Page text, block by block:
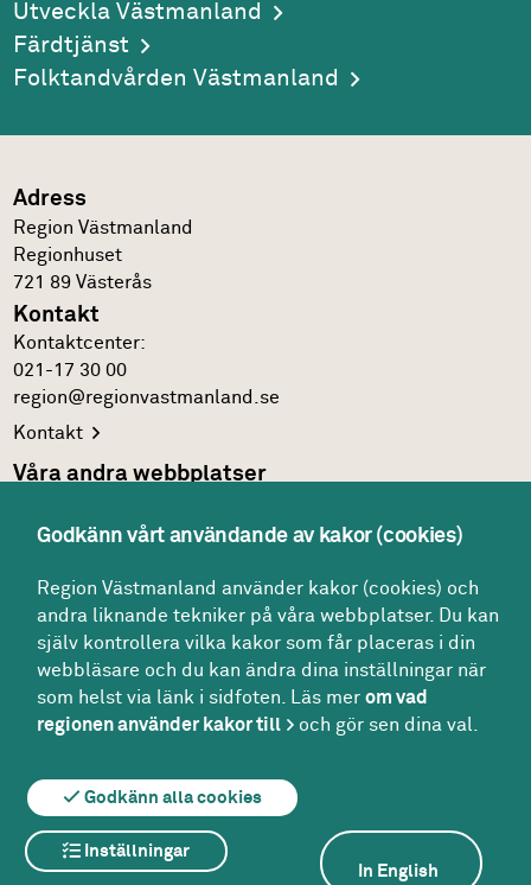
Utveckla Västmanland
Färdtjänst
Folktandvården Västmanland
Adress
Region Västmanland
Regionhuset
721 89 Västerås
Kontakt
Kontakt­center:
021-17 30 00
region@regionvastmanland.se
Kontakt
Våra andra webbplatser
Region Västmanlands intranät
Följ oss
Facebook
LinkedIn
Twitter
Om webbplatsen För redaktören
Godkänn vårt användande av kakor (cookies)
Region Västmanland använder kakor (cookies) och
andra liknande tekniker på våra webbplatser. Du kan
själv kontrollera vilka kakor som får placeras i din
webbläsare och du kan ändra dina inställningar när
som helst via länk i sidfoten. Läs merom vad
regionen använder kakor till
och gör sen dina val.
Godkänn alla cookies
Inställningar
In English